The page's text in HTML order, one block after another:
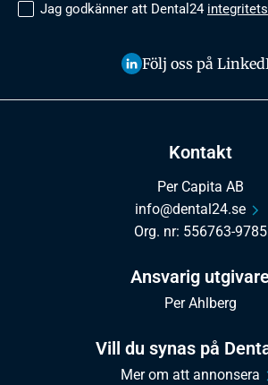
Kontakt
Per Capita AB
info@dental24.se
Org. nr: 556763-9785
Ansvarig
Per Ahlberg
Vill du synas på
Mer om att annonsera
Jag godkänner att Dental24
Följ oss på